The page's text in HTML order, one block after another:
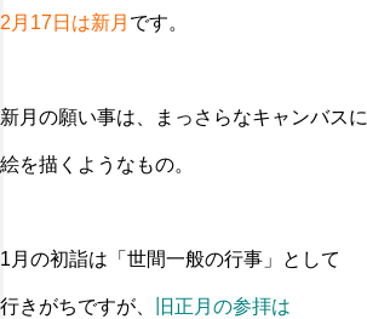
2月17日は新月 です。
新月の願い事は、まっさらなキャンバスに
絵を描くようなもの。
1月の初詣は「世間一般の行事」として
行きがちですが、 旧正月の参拝は